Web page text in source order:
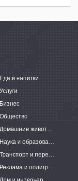
Еда и напитки
Услуги
Бизнес
Общество
Домашние животные
Наука и образование
Транспорт и перевозки
Реклама и полиграфия